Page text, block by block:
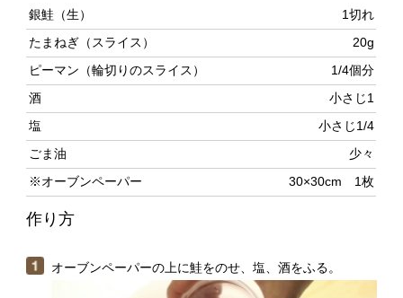
ピーマン（輪切りのスライス）
酒
塩 小さじ1/4
ごま油 少々
※オーブンペーパー 30×30cm 1枚
作り方
オーブンペーパーの上に鮭をのせ、塩、酒をふる。